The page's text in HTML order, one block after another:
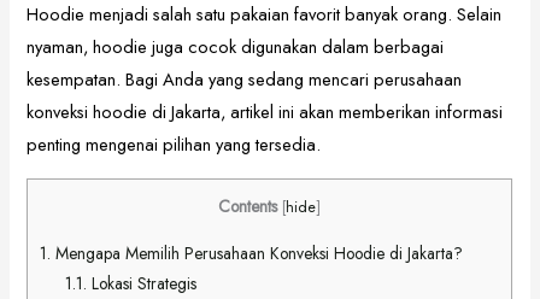
Hoodie menjadi salah satu pakaian favorit banyak orang. Selain
nyaman, hoodie juga cocok digunakan dalam berbagai
kesempatan. Bagi Anda yang sedang mencari perusahaan
konveksi hoodie di Jakarta, artikel ini akan memberikan informasi
penting mengenai pilihan yang tersedia.
Contents [hide]
1. Mengapa Memilih Perusahaan Konveksi Hoodie di Jakarta?
1.1. Lokasi Strategis